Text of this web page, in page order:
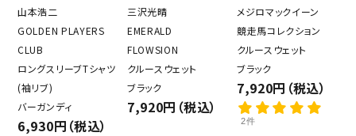
山本浩二
GOLDEN PLAYERS
CLUB
ロングスリーブTシャツ
(袖リブ)
バーガンディ
6,930円（税込）
三沢光晴
EMERALD
FLOWSION
クルースウェット
ブラック
7,920円（税込）
メジロマックイーン
競走馬コレクション
クルースウェット
ブラック
7,920円（税込）
2件